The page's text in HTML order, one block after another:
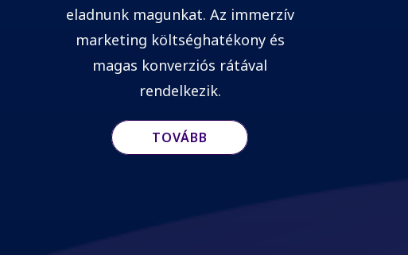
eladnunk magunkat. Az immerzív
marketing költséghatékony és
magas konverziós rátával
rendelkezik.
TOVÁBB